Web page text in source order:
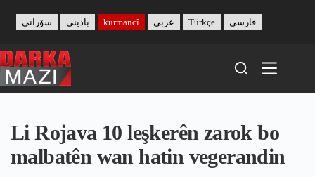
content
بادینی سۆرانی kurmancî عربي Türkçe فارسی
Li Rojava 10 leşkerên zarok bo
malbatên wan hatin vegerandin